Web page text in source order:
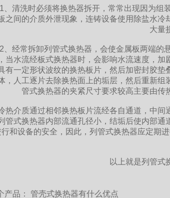
洗时必须将换热器拆开，常常出现因为组
之间的介质外泄现象，连铸设备使用除盐水
大量
常拆卸列管式换热器，会使金属板两端的
当水流经板式换热器时，会影响水流速度，
有一定形状波纹的换热板片，然后加密封胶
，人工逐片去除换热面上的垢层，然后重新
管式换热器的夹紧尺寸要求较高主要由传
介质通过相邻换热板片流经各自通道，中间
管式换热器内部流通孔径小，结垢后使内部
和设备的安全，因此，列管式换热器应定期
以上就是列管式
产品： 管壳式换热器有什么优点